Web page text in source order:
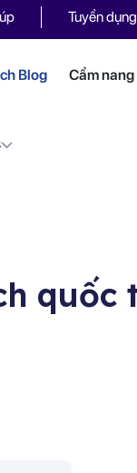
Tuyển dụng
Blog Cẩm
quốc